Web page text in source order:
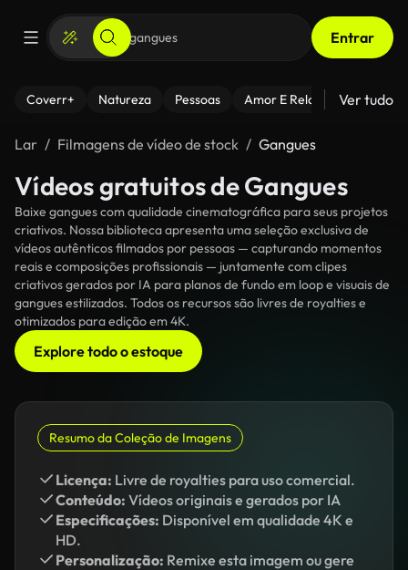
Entrar
Coverr+ Natureza Pessoas Amor E Relacionamentos
Ver tudo
Lar Filmagens de vídeo de stock Gangues
Vídeos gratuitos de Gangues
Baixe gangues com qualidade cinematográfica para seus projetos
criativos. Nossa biblioteca apresenta uma seleção exclusiva de
vídeos autênticos filmados por pessoas — capturando momentos
reais e composições profissionais — juntamente com clipes
criativos gerados por IA para planos de fundo em loop e visuais de
gangues estilizados. Todos os recursos são livres de royalties e
otimizados para edição em 4K.
Explore todo o estoque
Resumo da Coleção de Imagens
Licença: Livre de royalties para uso comercial.
Conteúdo: Vídeos originais e gerados por IA
Especificações: Disponível em qualidade 4K e
HD.
Personalização: Remixe esta imagem ou gere